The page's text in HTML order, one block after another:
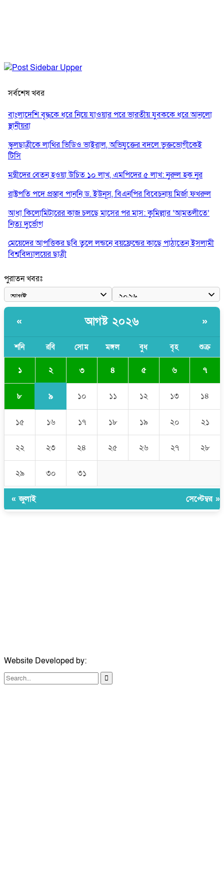
সর্বশেষ খবর
বাংলাদেশি বৃদ্ধকে ধরে নিয়ে যাওয়ার পরে ভারতীয় যুবককে ধরে আনলো
স্থানীয়রা
স্কুলছাত্রীকে লাথির ভিডিও ভাইরাল, অভিযুক্তের বদলে ভুক্তভোগীকেই
টিসি
মন্ত্রীদের বেতন হওয়া উচিত ১০ লাখ, এমপিদের ৫ লাখ: নুরুল হক নুর
রাষ্ট্রপতি পদে প্রস্তাব পাননি ড. ইউনূস, বিএনপির বিবেচনায় মির্জা ফখরুল
আধা কিলোমিটারের কাজ চলছে মাসের পর মাস: কুমিল্লার ‘আমতলীতে’
নিত্য দুর্ভোগ
মেয়েদের আপত্তিকর ছবি তুলে লন্ডনে বয়ফ্রেন্ডের কাছে পাঠাতেন ইসলামী
বিশ্ববিদ্যালয়ের ছাত্রী
পুলিশকে পিটিয়ে রক্তাক্ত করেছি এ দৃশ্য কি আপনারা দেখেননি: এনসিপি
নেতা
পাঁচ দেশি মাছে মিলল মাইক্রোপ্লাস্টিক, সবচেয়ে বেশি কই মাছে
বাংলাদেশী কর্মীদের আকামা নিয়ে বড় সুখবর দিলো সৌদি সরকার
ভারতের পূর্ব সীমান্তে এখন ‘আরেকটি পাকিস্তান’ গড়ে উঠেছে: সজীব
ওয়াজেদ জয়
পুরাতন খবরঃ
« আগষ্ট ২০২৬ »
শনি রবি সোম মঙ্গল বুধ বৃহ শুক্র
১ ২ ৩ ৪ ৫ ৬ ৭
৮ ৯ ১০ ১১ ১২ ১৩ ১৪
১৫ ১৬ ১৭ ১৮ ১৯ ২০ ২১
২২ ২৩ ২৪ ২৫ ২৬ ২৭ ২৮
২৯ ৩০ ৩১
« জুলাই সেপ্টেম্বর »
Website Developed by: